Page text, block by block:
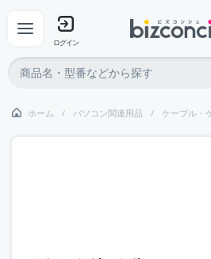
ログイン
ホーム パソコン関連用品 ケーブル・